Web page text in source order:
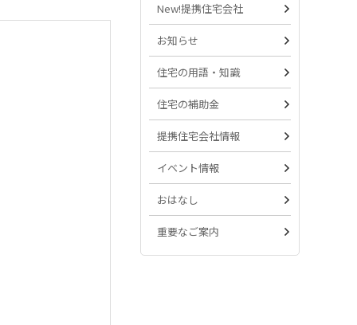
New!提携住宅会社
お知らせ
住宅の用語・知識
住宅の補助金
提携住宅会社情報
イベント情報
おはなし
重要なご案内